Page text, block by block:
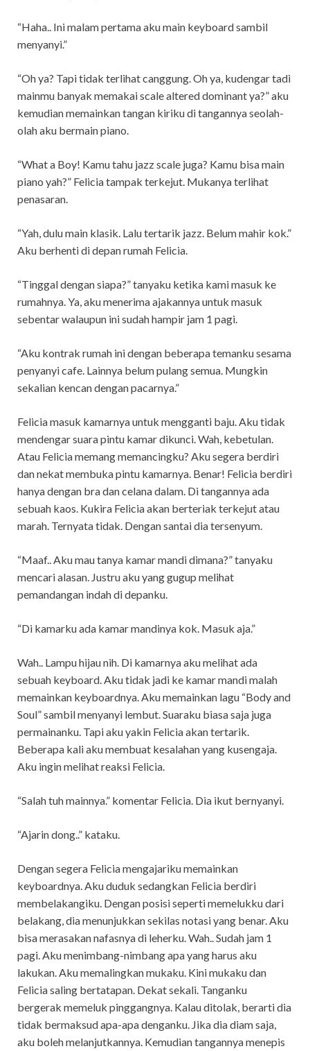
“Haha.. Ini malam pertama aku main keyboard sambil
menyanyi.”
“Oh ya? Tapi tidak terlihat canggung. Oh ya, kudengar tadi
mainmu banyak memakai scale altered dominant ya?” aku
kemudian memainkan tangan kiriku di tangannya seolah-
olah aku bermain piano.
“What a Boy! Kamu tahu jazz scale juga? Kamu bisa main
piano yah?” Felicia tampak terkejut. Mukanya terlihat
penasaran.
“Yah, dulu main klasik. Lalu tertarik jazz. Belum mahir kok.”
Aku berhenti di depan rumah Felicia.
“Tinggal dengan siapa?” tanyaku ketika kami masuk ke
rumahnya. Ya, aku menerima ajakannya untuk masuk
sebentar walaupun ini sudah hampir jam 1 pagi.
“Aku kontrak rumah ini dengan beberapa temanku sesama
penyanyi cafe. Lainnya belum pulang semua. Mungkin
sekalian kencan dengan pacarnya.”
Felicia masuk kamarnya untuk mengganti baju. Aku tidak
mendengar suara pintu kamar dikunci. Wah, kebetulan.
Atau Felicia memang memancingku? Aku segera berdiri
dan nekat membuka pintu kamarnya. Benar! Felicia berdiri
hanya dengan bra dan celana dalam. Di tangannya ada
sebuah kaos. Kukira Felicia akan berteriak terkejut atau
marah. Ternyata tidak. Dengan santai dia tersenyum.
“Maaf.. Aku mau tanya kamar mandi dimana?” tanyaku
mencari alasan. Justru aku yang gugup melihat
pemandangan indah di depanku.
“Di kamarku ada kamar mandinya kok. Masuk aja.”
Wah.. Lampu hijau nih. Di kamarnya aku melihat ada
sebuah keyboard. Aku tidak jadi ke kamar mandi malah
memainkan keyboardnya. Aku memainkan lagu “Body and
Soul” sambil menyanyi lembut. Suaraku biasa saja juga
permainanku. Tapi aku yakin Felicia akan tertarik.
Beberapa kali aku membuat kesalahan yang kusengaja.
Aku ingin melihat reaksi Felicia.
“Salah tuh mainnya.” komentar Felicia. Dia ikut bernyanyi.
“Ajarin dong..” kataku.
Dengan segera Felicia mengajariku memainkan
keyboardnya. Aku duduk sedangkan Felicia berdiri
membelakangiku. Dengan posisi seperti memelukku dari
belakang, dia menunjukkan sekilas notasi yang benar. Aku
bisa merasakan nafasnya di leherku. Wah.. Sudah jam 1
pagi. Aku menimbang-nimbang apa yang harus aku
lakukan. Aku memalingkan mukaku. Kini mukaku dan
Felicia saling bertatapan. Dekat sekali. Tanganku
bergerak memeluk pinggangnya. Kalau ditolak, berarti dia
tidak bermaksud apa-apa denganku. Jika dia diam saja,
aku boleh melanjutkannya. Kemudian tangannya menepis